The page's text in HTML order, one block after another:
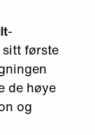
-
sitt første
de høye
og